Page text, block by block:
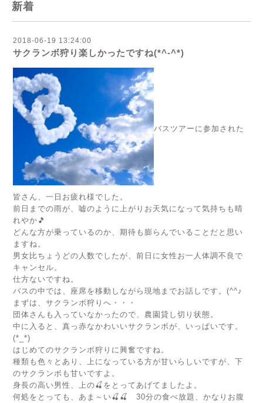
新着
2018-06-19 13:24:00
サクランボ狩り楽しかったですね(*^-^*)
バスツアーに参加された
皆さん、一日お疲れ様でした。
前日までの雨が、嘘のように上がりお天気になって気持ちも晴
れやか🎵
どんな方が乗っているのか、期待も膨らんでいることだと思い
ますね。
男女比ちょうどの人数でしたが、前日に女性お一人体調不良で
キャンセル。
仕方ないですね。
バスの中では、座席を移動しながら現地までお話しです。(^^♪
まずは、サクランボ狩りへ・・・
団体さんも入っていなかったので、農園貸し切り状態。
中に入ると、真っ赤なかわいいサクランボが、いっぱいです。
(*_*)
はじめてのサクランボ狩りに興奮ですね。
種類も色々とあり、上になっている方が甘いらしいですが、下
のサクランボも甘いですよ。
身長の高い男性、上の🍒をとってあげてましたよ。
何処をとっても、あま～い🍒🍒 30分の食べ放題、かなりお腹